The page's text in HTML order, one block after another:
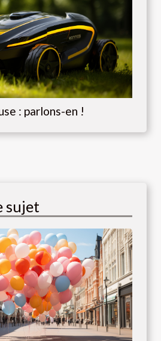
: parlons-en !
sujet